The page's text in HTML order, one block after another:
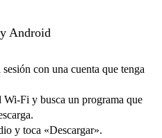
Android
con una cuenta que tenga
Wi‑Fi y busca un programa que
y toca «Descargar».